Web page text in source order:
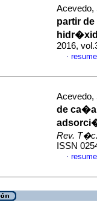
Acevedo,
partir
2016,
·
Acevedo,
de
Rev.
ISSN
·